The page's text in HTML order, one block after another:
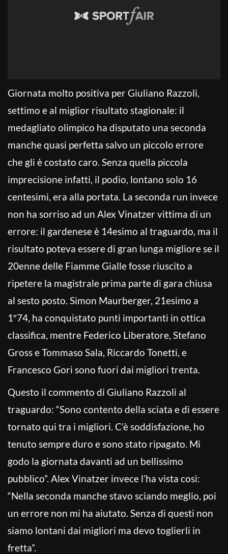
Giornata molto positiva per Giuliano Razzoli,
settimo e al miglior risultato stagionale: il
medagliato olimpico ha disputato una seconda
manche quasi perfetta salvo un piccolo errore
che gli è costato caro. Senza quella piccola
imprecisione infatti, il podio, lontano solo 16
centesimi, era alla portata. La seconda run invece
non ha sorriso ad un Alex Vinatzer vittima di un
errore: il gardenese è 14esimo al traguardo, ma il
risultato poteva essere di gran lunga migliore se il
20enne delle Fiamme Gialle fosse riuscito a
ripetere la magistrale prima parte di gara chiusa
al sesto posto. Simon Maurberger, 21esimo a
1″74, ha conquistato punti importanti in ottica
classifica, mentre Federico Liberatore, Stefano
Gross e Tommaso Sala, Riccardo Tonetti, e
Francesco Gori sono fuori dai migliori trenta.
Questo il commento di Giuliano Razzoli al
traguardo: “Sono contento della sciata e di essere
tornato qui tra i migliori. C’è soddisfazione, ho
tenuto sempre duro e sono stato ripagato. Mi
godo la giornata davanti ad un bellissimo
pubblico”. Alex Vinatzer invece l’ha vista così:
“Nella seconda manche stavo sciando meglio, poi
un errore non mi ha aiutato. Senza di questi non
siamo lontani dai migliori ma devo toglierli in
fretta”.